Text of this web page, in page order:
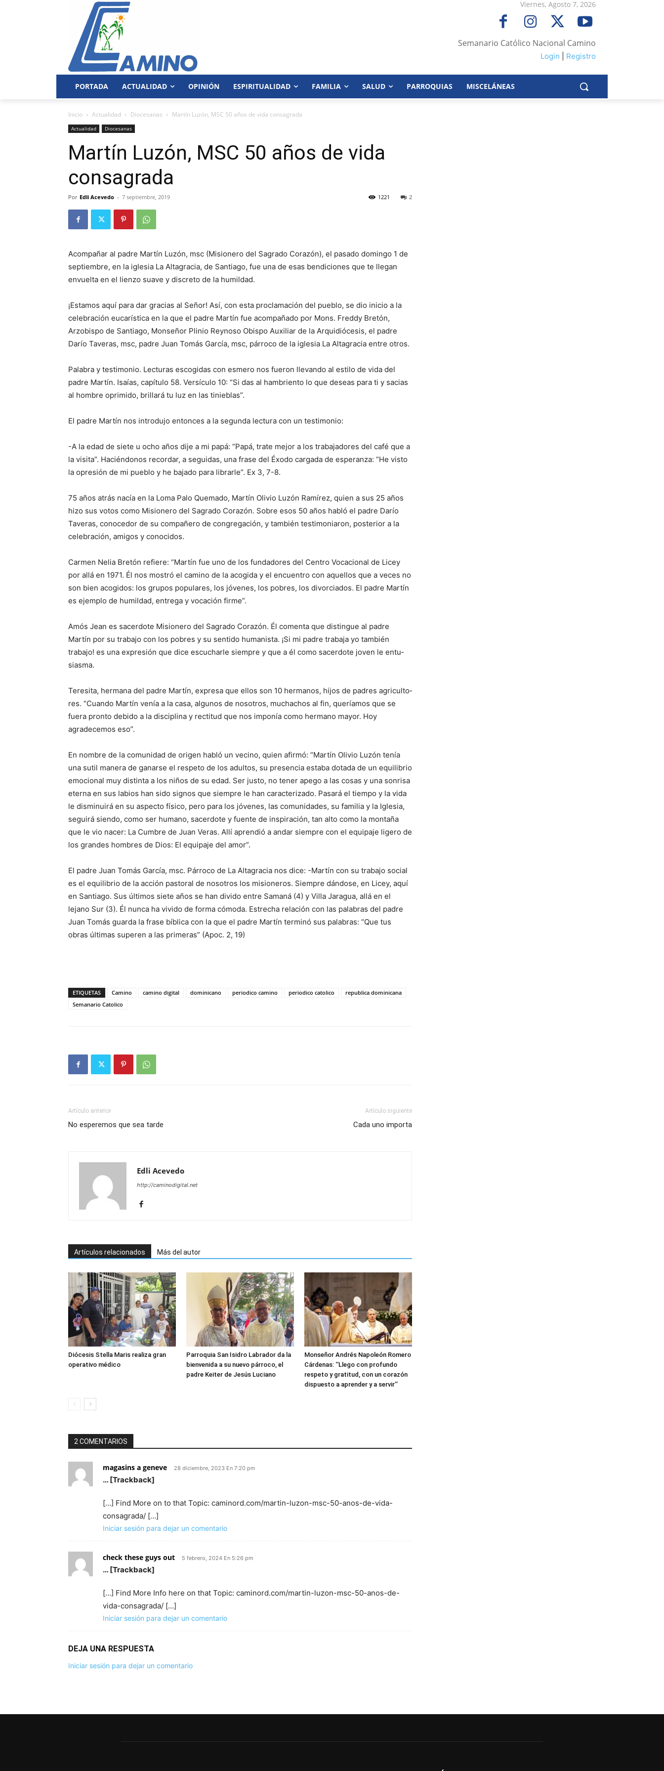
Viernes, Agosto 7, 2026
Semanario Católico Nacional Camino
Login Registro
PORTADA ACTUALIDAD OPINIÓN ESPIRITUALIDAD FAMILIA SALUD PARROQUIAS MISCELÁNEAS
Inicio Actualidad Diocesanas Martín Luzón, MSC 50 años de vida consagrada
Actualidad Diocesanas
Martín Luzón, MSC 50 años de vida
consagrada
Por Edli Acevedo - 7 septiembre, 2019 2
1221
Acompañar al padre Mar­tín Luzón, msc (Mi­sio­nero del Sagrado Cora­zón), el pa­sado domingo 1 de
septiembre, en la iglesia La Altagra­cia, de Santiago, fue una de esas bendicio­nes que te llegan
envuelta en el lienzo suave y discreto de la humildad.
¡Estamos aquí para dar gracias al Señor! Así, con esta proclamación del pue­blo, se dio inicio a la
celebración eucarística en la que el padre Martín fue acompañado por Mons. Fred­dy Bretón,
Arzobispo de San­tia­­go, Monseñor Plinio Rey­no­so Obispo Auxiliar de la Ar­quidió­cesis, el padre
Darío Tave­ras, msc, padre Juan Tomás García, msc, párroco de la iglesia La Altagra­cia entre otros.
Palabra y testimonio. Lecturas escogidas con esmero nos fueron llevando al estilo de vida del
padre Martín. Isaías, capítulo 58. Versículo 10: “Si das al hambriento lo que deseas para ti y sacias
al hombre oprimido, brillará tu luz en las tinieblas”.
El padre Martín nos in­trodujo entonces a la segunda lectura con un testimonio:
-A la edad de siete u ocho años dije a mi papá: “Papá, trate mejor a los trabaja­do­res del café que a
la visita”. Haciéndonos re­cor­dar, a se­guidas, una fra­se del Éxo­do cargada de esperanza: “He visto
la opresión de mi pue­blo y he bajado para librarle”. Ex 3, 7-8.
75 años atrás nacía en la Loma Palo Quemado, Mar­tín Olivio Luzón Ra­mí­rez, quien a sus 25 años
hizo sus votos como Mi­sionero del Sagrado Cora­zón. Sobre esos 50 años habló el padre Darío
Tave­ras, conocedor de su compañero de congrega­ción, y también testimo­niaron, posterior a la
celebración, amigos y conocidos.
Carmen Nelia Bretón re­fiere: “Martín fue uno de los fundadores del Centro Vo­cacional de Licey
por allá en 1971. Él nos mostró el cami­no de la acogida y el en­cuentro con aquellos que a veces no
son bien acogidos: los grupos populares, los jó­venes, los pobres, los divorciados. El padre Martín
es ejemplo de humildad, entrega y voca­ción firme”.
Amós Jean es sacerdote Misionero del Sagrado Co­razón. Él comenta que distingue al padre
Martín por su trabajo con los pobres y su sentido humanista. ¡Si mi padre trabaja yo también
trabajo! es una expresión que dice escucharle siempre y que a él como sacerdote joven le entu­
siasma.
Teresita, hermana del padre Martín, expresa que ellos son 10 hermanos, hijos de padres agriculto­
res. “Cuando Martín venía a la casa, algunos de noso­tros, muchachos al fin, queríamos que se
fuera pronto debido a la disciplina y rectitud que nos imponía como hermano mayor. Hoy
agradecemos eso”.
En nombre de la comuni­dad de origen habló un vecino, quien afirmó: “Martín Olivio Luzón tenía
una sutil mane­ra de ganarse el respeto de los adultos, su presencia estaba dotada de un equili­brio
emocional muy distinta a los niños de su edad. Ser justo, no tener apego a las cosas y una sonrisa
eterna en sus labios han sido signos que siempre le han caracte­rizado. Pasará el tiempo y la vida
le disminuirá en su aspecto físico, pero para los jóvenes, las comunidades, su familia y la Iglesia,
se­gui­rá siendo, como ser humano, sacerdote y fuente de inspi­ra­ción, tan alto como la montaña
que le vio nacer: La Cumbre de Juan Veras. Allí aprendió a andar siempre con el equipaje ligero de
los grandes hombres de Dios: El equipaje del amor”.
El padre Juan Tomás García, msc. Párroco de La Altagracia nos dice: -Mar­tín con su trabajo social
es el equilibrio de la acción pastoral de noso­tros los mi­sioneros. Siem­pre dándose, en Licey, aquí
en Santiago. Sus últimos siete años se han divido entre Sa­maná (4) y Villa Jara­gua, allá en el
lejano Sur (3). Él nunca ha vivido de forma cómoda. Estrecha relación con las palabras del padre
Juan Tomás guarda la frase bí­blica con la que el padre Martín terminó sus pala­bras: “Que tus
obras últimas su­peren a las prime­ras” (Apoc. 2, 19)
ETIQUETAS Camino camino digital dominicano periodico camino periodico catolico
republica dominicana
Semanario Catolico
Artículo anterior
No esperemos que sea tarde
Artículo siguiente
Cada uno importa
Edli Acevedo
http://caminodigital.net
Artículos relacionados Más del autor
Diócesis Stella Maris realiza gran
operativo médico
Parroquia San Isidro Labrador da la
bienvenida a su nuevo párroco, el
padre Keiter de Jesús Luciano
Monseñor Andrés Napoleón Romero
Cárdenas: ‘‘Llego con profundo
respeto y gratitud, con un corazón
dispuesto a aprender y a servir’’
2 COMENTARIOS
magasins a geneve 28 diciembre, 2023 En 7:20 pm
… [Trackback]
[…] Find More on to that Topic: caminord.com/martin-luzon-msc-50-anos-de-vida-
consagrada/ […]
Iniciar sesión para dejar un comentario
check these guys out 5 febrero, 2024 En 5:26 pm
… [Trackback]
[…] Find More Info here on that Topic: caminord.com/martin-luzon-msc-50-anos-de-
vida-consagrada/ […]
Iniciar sesión para dejar un comentario
DEJA UNA RESPUESTA
Iniciar sesión para dejar un comentario